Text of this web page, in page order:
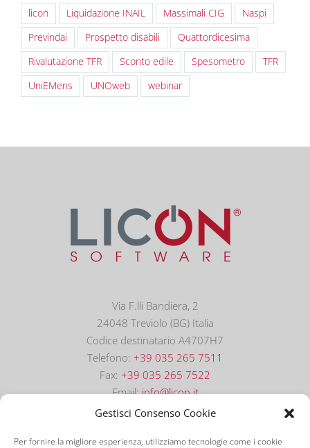
Gestisci Consenso Cookie
Per fornire la migliore esperienza, utilizziamo tecnologie come i cookie
licon
Liquidazione INAIL Massimali CIG
Naspi
Previndai
Prospetto disabili
Quattordicesima
Rivalutazione TFR
Sconto edile Spesometro
TFR
UniEMens
UNOweb webinar
Via F.lli Bandiera, 2
24048 Treviolo (BG) Italia
Codice destinatario A4707H7
Telefono: +39 035 265 7511
Fax: +39 035 265 7522
Email:info@licon.it